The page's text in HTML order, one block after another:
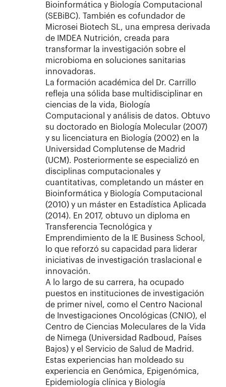
Bioinformática y Biología Computacional
(SEBiBC). También es cofundador de
Microsei Biotech SL, una empresa derivada
de IMDEA Nutrición, creada para
transformar la investigación sobre el
microbioma en soluciones sanitarias
innovadoras.
La formación académica del Dr. Carrillo
refleja una sólida base multidisciplinar en
ciencias de la vida, Biología
Computacional y análisis de datos. Obtuvo
su doctorado en Biología Molecular (2007)
y su licenciatura en Biología (2002) en la
Universidad Complutense de Madrid
(UCM). Posteriormente se especializó en
disciplinas computacionales y
cuantitativas, completando un máster en
Bioinformática y Biología Computacional
(2010) y un máster en Estadística Aplicada
(2014). En 2017, obtuvo un diploma en
Transferencia Tecnológica y
Emprendimiento de la IE Business School,
lo que reforzó su capacidad para liderar
iniciativas de investigación traslacional e
innovación.
A lo largo de su carrera, ha ocupado
puestos en instituciones de investigación
de primer nivel, como el Centro Nacional
de Investigaciones Oncológicas (CNIO), el
Centro de Ciencias Moleculares de la Vida
de Nimega (Universidad Radboud, Países
Bajos) y el Servicio de Salud de Madrid.
Estas experiencias han moldeado su
experiencia en Genómica, Epigenómica,
Epidemiología clínica y Biología